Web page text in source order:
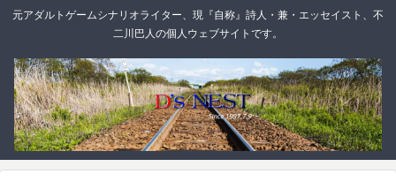
元アダルトゲームシナリオライター、現『自称』詩人・兼・エッセイスト、不
二川巴人の個人ウェブサイトです。